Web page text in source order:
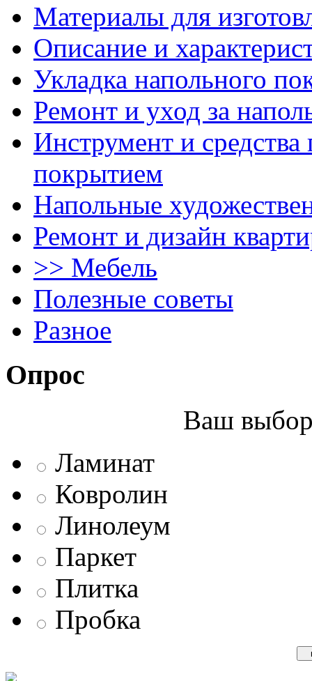
Материалы для
Описание и
Укладка напольного
Ремонт и уход за
Инструмент и
покрытием
Напольные
Ремонт и дизайн
>> Мебель
Полезные советы
Разное
Опрос
Ваш выбор
Ламинат
Ковролин
Линолеум
Паркет
Плитка
Пробка